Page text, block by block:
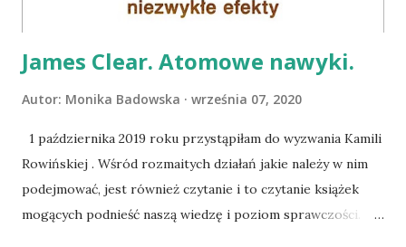
czy szpiku, wciąż obrośnięte j...
James Clear. Atomowe nawyki.
Autor: Monika Badowska września 07, 2020
1 października 2019 roku przystąpiłam do wyzwania Kamili
Rowińskiej . Wśród rozmaitych działań jakie należy w nim
podejmować, jest również czytanie i to czytanie książek
mogących podnieść naszą wiedzę i poziom sprawczości.